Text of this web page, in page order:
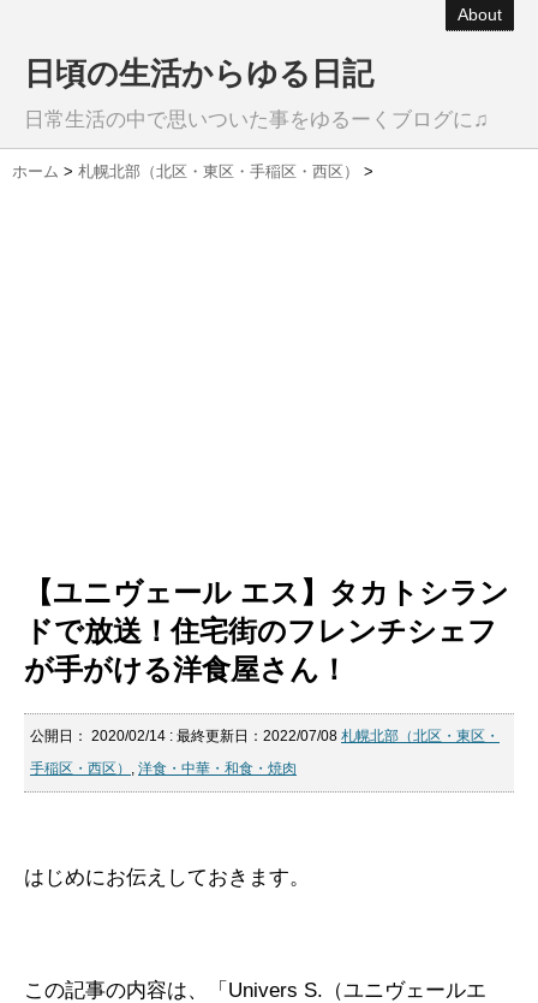
About
日頃の生活からゆる日記
日常生活の中で思いついた事をゆるーくブログに♫
ホーム > 札幌北部（北区・東区・手稲区・西区） >
【ユニヴェール エス】タカトシラン
ドで放送！住宅街のフレンチシェフ
が手がける洋食屋さん！
公開日： 2020/02/14 : 最終更新日：2022/07/08 札幌北部（北区・東区・
手稲区・西区） , 洋食・中華・和食・焼肉
はじめにお伝えしておきます。
この記事の内容は、「Univers S.（ユニヴェールエ